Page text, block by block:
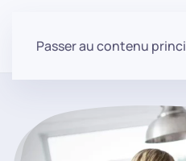
Passer au contenu